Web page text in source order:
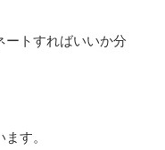
ートすればいいか分
す。